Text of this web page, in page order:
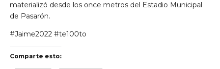
materializó desde los once metros del Estadio Municipal
de Pasarón.
#Jaime2022 #te100to
Comparte esto: